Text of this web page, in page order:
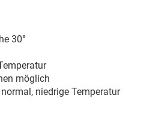
30°
möglich
niedrige Temperatur